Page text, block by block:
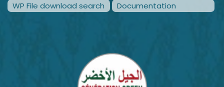
WP File download search
Documentation